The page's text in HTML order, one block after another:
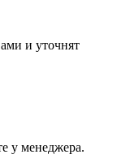
и уточнят
у менеджера.